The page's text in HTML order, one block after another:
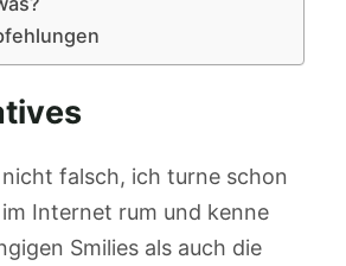
falsch, ich turne schon
Internet rum und kenne
Smilies als auch die